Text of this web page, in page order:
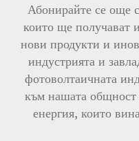
Абонирайте се още
които ще получават
нови продукти и
индустрията и
фотоволтаичната
към нашата общност
енергия, които